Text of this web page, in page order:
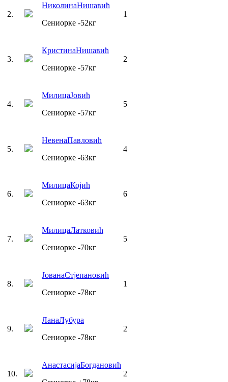
2.
НиколинаНишавић
Сениорке -52кг
1
3.
КристинаНишавић
Сениорке -57кг
2
4.
МилицаЈовић
Сениорке -57кг
5
5.
НевенаПавловић
Сениорке -63кг
4
6.
МилицаКојић
Сениорке -63кг
6
7.
МилицаЛатковић
Сениорке -70кг
5
8.
ЈованаСтјепановић
Сениорке -78кг
1
9.
ЛанаЛубура
Сениорке -78кг
2
10.
АнастасијаБогдановић
2